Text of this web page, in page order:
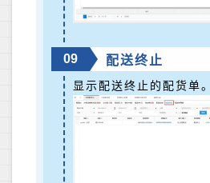
09 配送终止
显示配送终止的配货单。